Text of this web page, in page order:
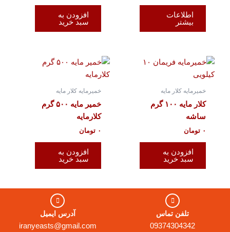
اطلاعات
بیشتر
افزودن به
سبد خرید
خمیرمایه کلار مایه
کلار مایه ۱۰۰ گرم
ساشه
۰ تومان
افزودن به
سبد خرید
خمیرمایه کلار مایه
خمیر مایه ۵۰۰ گرم
کلارمایه
۰ تومان
افزودن به
سبد خرید
تلفن تماس
09374304342
آدرس ایمیل
iranyeasts@gmail.com